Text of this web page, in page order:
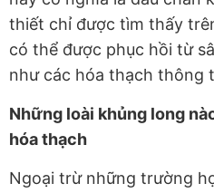
thiết chỉ được tìm thấy
có thể được phục hồi từ
như các hóa thạch thông
Những loài khủng long
hóa thạch
Ngoại trừ những trường